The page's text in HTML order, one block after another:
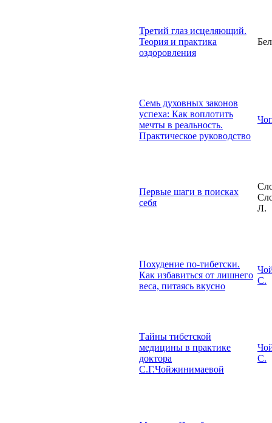
Третий глаз исцеляющий.
Теория и практика
оздоровления
Семь духовных законов
успеха: Как воплотить
мечты в реальность.
Практическое руководство
Первые шаги в поисках
себя
Л.
Похудение по-тибетски.
Как избавиться от лишнего
веса, питаясь вкусно
С.
Тайны тибетской
медицины в практике
доктора
С.Г.Чойжинимаевой
С.